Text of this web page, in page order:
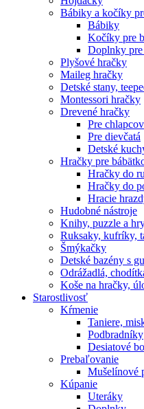
Bábiky a kočíky
Bábiky
Kočíky pre
Doplnky
Plyšové hračky
Maileg hračky
Detské stany,
Montessori hračky
Drevené hračky
Pre chlapcov
Pre dievčatá
Detské
Hračky pre
Hračky do
Hračky do
Hracie
Hudobné nástroje
Knihy, puzzle a
Ruksaky, kufríky,
Šmýkačky
Detské bazény s
Odrážadlá,
Koše na hračky,
Starostlivosť
Kŕmenie
Taniere,
Podbradníky
Desiatové
Prebaľovanie
Mušelínové
Kúpanie
Uteráky